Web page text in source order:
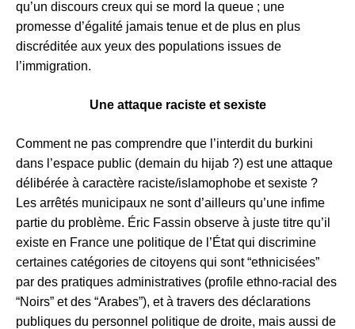
qu’un discours creux qui se mord la queue ; une
promesse d’égalité jamais tenue et de plus en plus
discréditée aux yeux des populations issues de
l’immigration.
Une attaque raciste et sexiste
Comment ne pas comprendre que l’interdit du burkini
dans l’espace public (demain du hijab ?) est une attaque
délibérée à caractère raciste/islamophobe et sexiste ?
Les arrêtés municipaux ne sont d’ailleurs qu’une infime
partie du problème. Éric Fassin observe à juste titre qu’il
existe en France une politique de l’État qui discrimine
certaines catégories de citoyens qui sont “ethnicisées”
par des pratiques administratives (profile ethno-racial des
“Noirs” et des “Arabes”), et à travers des déclarations
publiques du personnel politique de droite, mais aussi de